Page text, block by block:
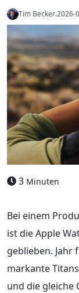
Tim Becker.2026-
3 Minuten
Bei einem
ist die Apple
geblieben. Jahr
markante
und die gleiche